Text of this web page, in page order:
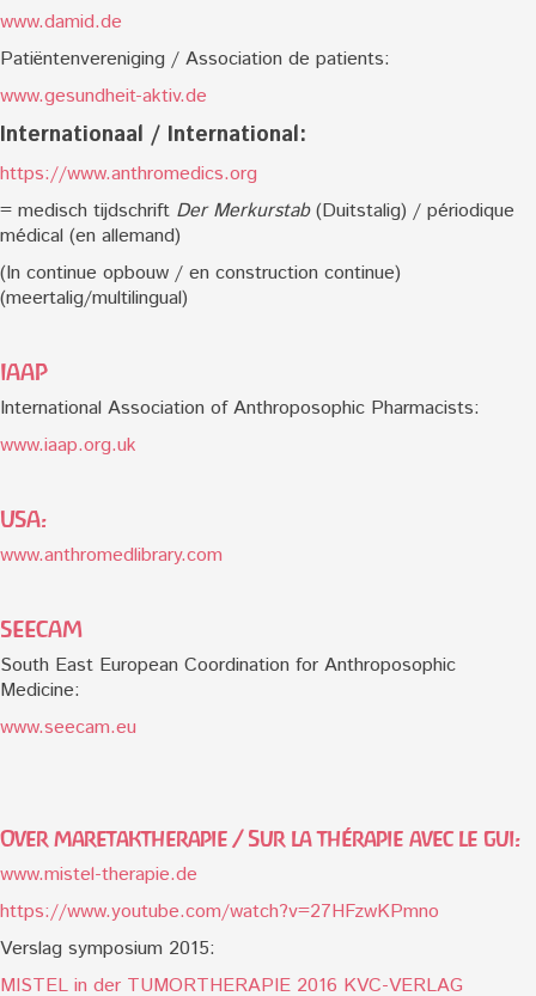
www.damid.de
Patiëntenvereniging / Association de patients:
www.gesundheit-aktiv.de
Internationaal / International:
https://www.anthromedics.org
= medisch tijdschrift Der Merkurstab(Duitstalig) / périodique
médical (en allemand)
(In continue opbouw / en construction continue)
(meertalig/multilingual)
IAAP
International Association of Anthroposophic Pharmacists:
www.iaap.org.uk
USA:
www.anthromedlibrary.com
SEECAM
South East European Coordination for Anthroposophic
Medicine:
www.seecam.eu
Over maretaktherapie / Sur la thérapie avec le gui:
www.mistel-therapie.de
https://www.youtube.com/watch?v=27HFzwKPmno
Verslag symposium 2015:
MISTEL in der TUMORTHERAPIE 2016 KVC-VERLAG